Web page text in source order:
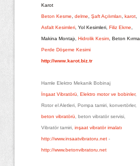
Karot
Beton Kesme delme Şaft Açılımları karot,
Asfalt Kesimleri, Yol Kesimleri, Filiz Ekme
Makina Montajı, Hidrolik Kesim, Beton Kırma,
Perde Döşeme Kesimi
http://www.karot.biz.tr
Hamle Elektro Mekanik Bobinaj
İnşaat Vibratörü Elektro motor ve bobinler,
Rotor el Aletleri, Pompa tamiri, konvertörler,
beton vibratörü , beton vibratör servisi,
Vibratör tamiri, inşaat vibratör imalatı
http://www.insaatvibratoru.net-
http://www.betonvibratoru.net